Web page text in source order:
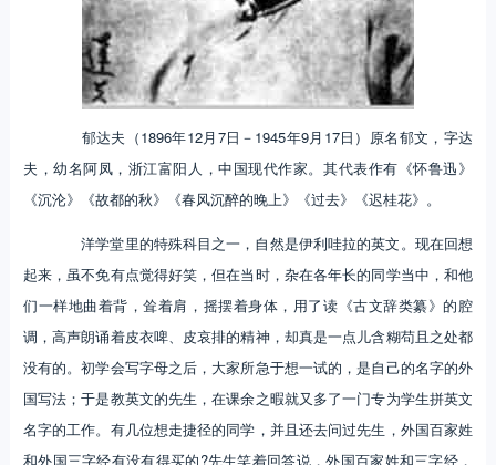
郁达夫（1896年12月7日－1945年9月17日）原名郁文，字达
夫，幼名阿凤，浙江富阳人，中国现代作家。其代表作有《怀鲁迅》
《沉沦》《故都的秋》《春风沉醉的晚上》《过去》《迟桂花》。
洋学堂里的特殊科目之一，自然是伊利哇拉的英文。现在回想
起来，虽不免有点觉得好笑，但在当时，杂在各年长的同学当中，和他
们一样地曲着背，耸着肩，摇摆着身体，用了读《古文辞类纂》的腔
调，高声朗诵着皮衣啤、皮哀排的精神，却真是一点儿含糊苟且之处都
没有的。初学会写字母之后，大家所急于想一试的，是自己的名字的外
国写法；于是教英文的先生，在课余之暇就又多了一门专为学生拼英文
名字的工作。有几位想走捷径的同学，并且还去问过先生，外国百家姓
和外国三字经有没有得买的?先生笑着回答说，外国百家姓和三字经，